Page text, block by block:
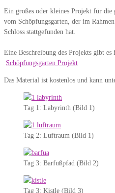
Ein großes oder kleines Projekt für die
vom Schöpfungsgarten, der im
Schloss stattgefunden hat.
Eine Beschreibung des Projekts gibt
Schöpfungsgarten Projekt
Das Material ist kostenlos und kann
Tag 1: Labyrinth (Bild 1)
Tag 2: Luftraum (Bild 1)
Tag 3: Barfußpfad (Bild 2)
Tag 3: Kistle (Bild 3)